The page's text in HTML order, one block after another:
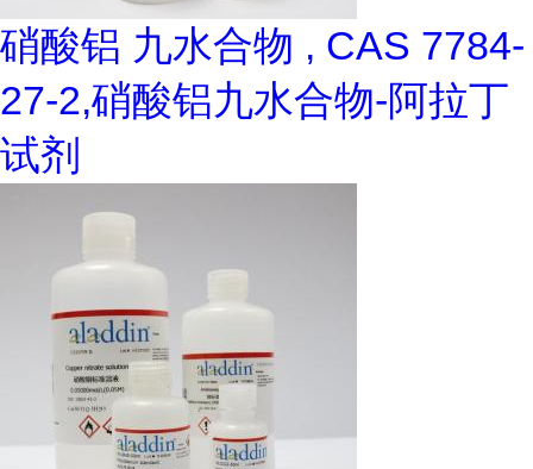
硝酸铝 九水合物 , CAS 7784-
27-2,硝酸铝九水合物-阿拉丁
试剂